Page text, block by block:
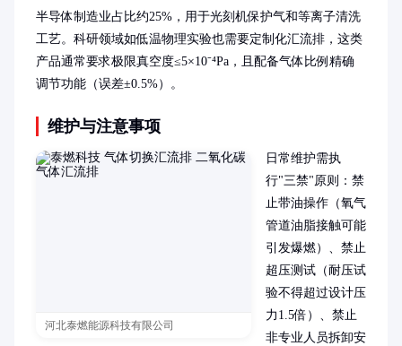
半导体制造业占比约25%，用于光刻机保护气和等离子清洗
工艺。科研领域如低温物理实验也需要定制化汇流排，这类
产品通常要求极限真空度≤5×10⁻⁴Pa，且配备气体比例精确
调节功能（误差±0.5%）。
维护与注意事项
河北泰燃能源科技有限公司
日常维护需执
行"三禁"原则：禁
止带油操作（氧气
管道油脂接触可能
引发爆燃）、禁止
超压测试（耐压试
验不得超过设计压
力1.5倍）、禁止
非专业人员拆卸安